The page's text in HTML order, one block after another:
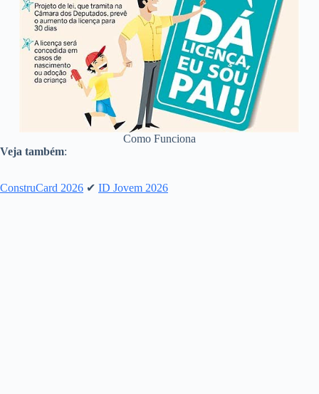
Como Funciona
Veja também:
ConstruCard 2026 ✔ ID Jovem 2026